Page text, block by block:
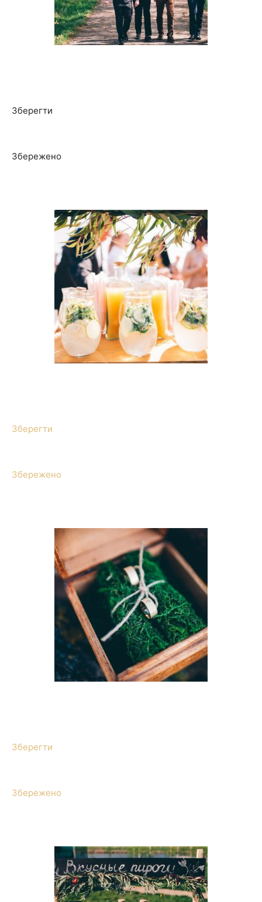
Зберегти
Збережено
Зберегти
Збережено
Зберегти
Збережено